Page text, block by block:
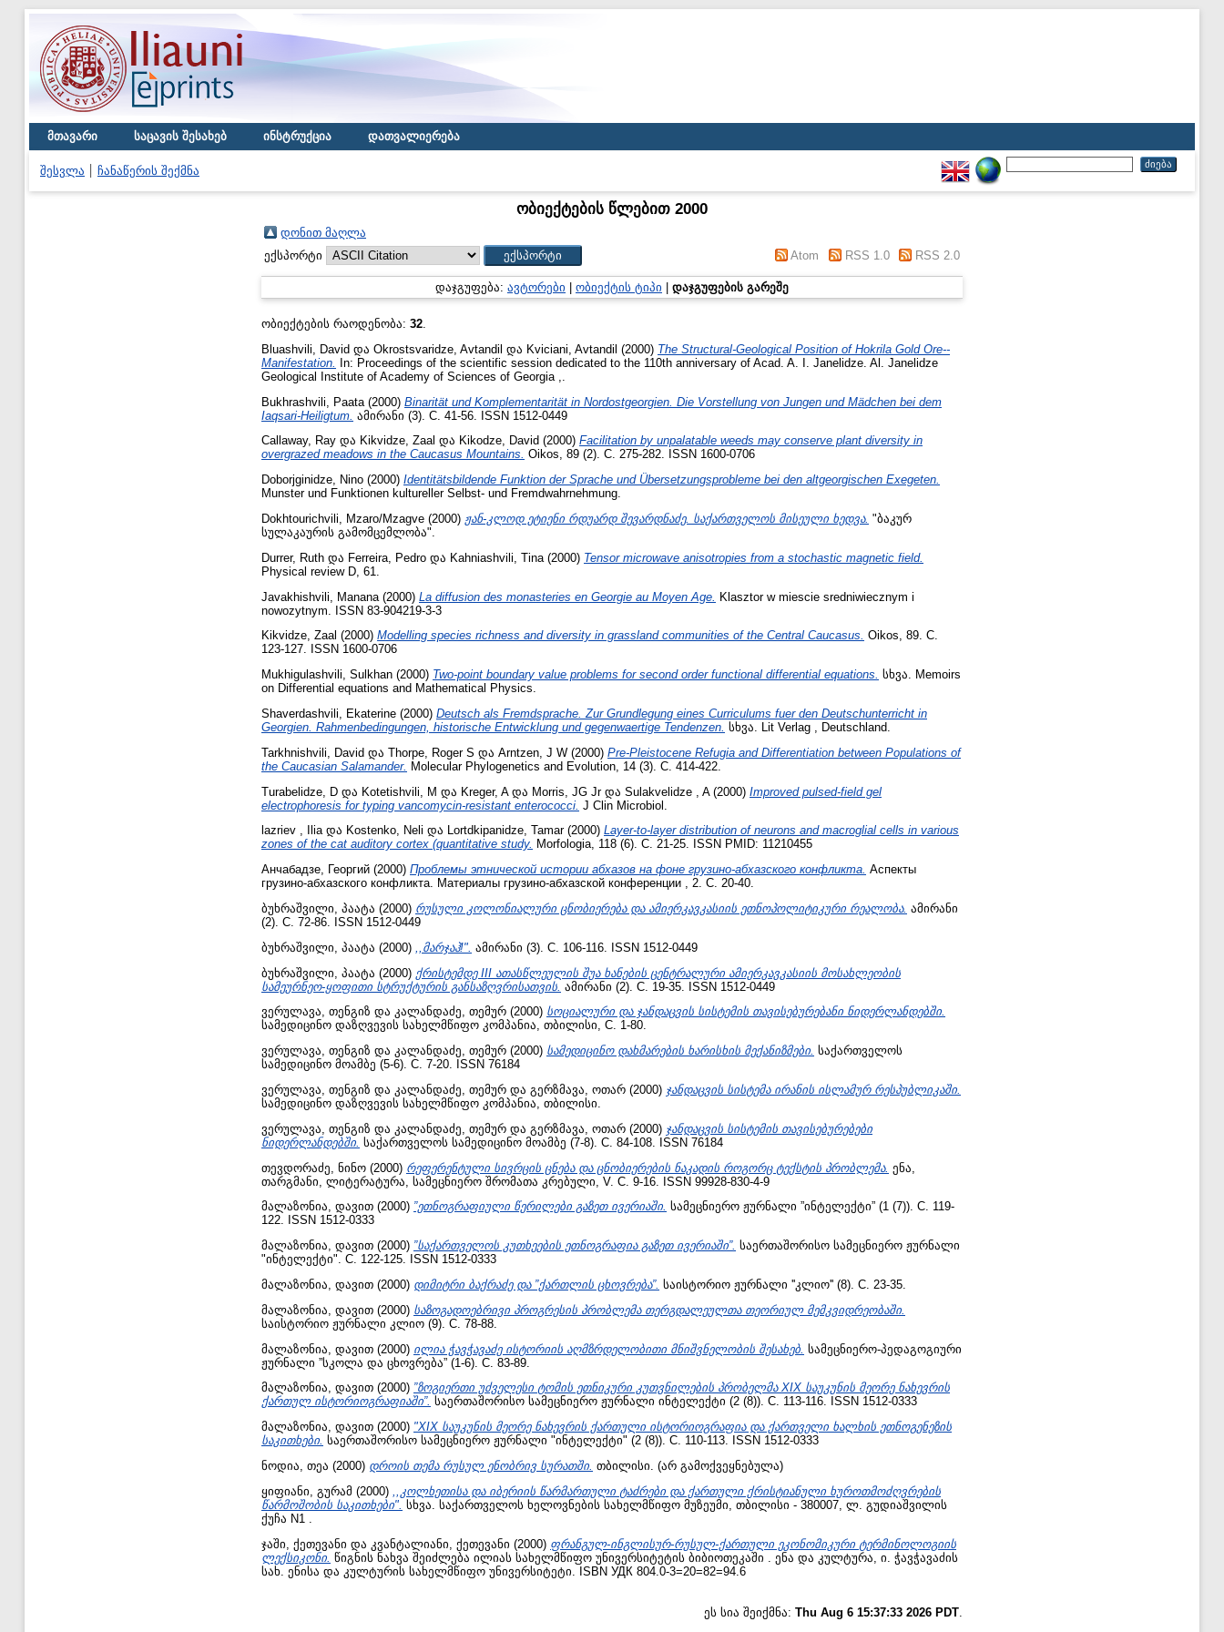
მთავარი საცავის შესახებ ინსტრუქცია დათვალიერება
შესვლა ჩანაწერის შექმნა
ობიექტების წლებით 2000
დონით მაღლა
ექსპორტი
Atom RSS 1.0 RSS 2.0
დაჯგუფება: ავტორები ობიექტის ტიპი დაჯგუფების გარეშე
ობიექტების რაოდენობა: 32.
Bluashvili, David და Okrostsvaridze, Avtandil და Kviciani, Avtandil (2000) The Structural-Geological Position of Hokrila Gold Ore--
Manifestation.
In: Proceedings of the scientific session dedicated to the 110th anniversary of Acad. A. I. Janelidze. Al. Janelidze
Geological Institute of Academy of Sciences of Georgia ,.
Bukhrashvili, Paata (2000) Binarität und Komplementarität in Nordostgeorgien. Die Vorstellung von Jungen und Mädchen bei dem
Iaqsari-Heiligtum. ამირანი (3). С. 41-56. ISSN 1512-0449
Callaway, Ray და Kikvidze, Zaal და Kikodze, David (2000) Facilitation by unpalatable weeds may conserve plant diversity in
overgrazed meadows in the Caucasus Mountains. Oikos, 89 (2). С. 275-282. ISSN 1600-0706
Doborjginidze, Nino (2000) Identitätsbildende Funktion der Sprache und Übersetzungsprobleme bei den altgeorgischen Exegeten.
Munster und Funktionen kultureller Selbst- und Fremdwahrnehmung.
Dokhtourichvili, Mzaro/Mzagve (2000) ჟან-კლოდ ეტიენი რდუარდ შევარდნაძე. საქართველოს მისეული ხედვა. "ბაკურ
სულაკაურის გამომცემლობა".
Durrer, Ruth და Ferreira, Pedro და Kahniashvili, Tina (2000) Tensor microwave anisotropies from a stochastic magnetic field.
Physical review D, 61.
Javakhishvili, Manana (2000) La diffusion des monasteries en Georgie au Moyen Age. Klasztor w miescie sredniwiecznym i
nowozytnym. ISSN 83-904219-3-3
Kikvidze, Zaal (2000) Modelling species richness and diversity in grassland communities of the Central Caucasus. Oikos, 89. С.
123-127. ISSN 1600-0706
Mukhigulashvili, Sulkhan (2000) Two-point boundary value problems for second order functional differential equations. სხვა. Memoirs
on Differential equations and Mathematical Physics.
Shaverdashvili, Ekaterine (2000) Deutsch als Fremdsprache. Zur Grundlegung eines Curriculums fuer den Deutschunterricht in
Georgien. Rahmenbedingungen, historische Entwicklung und gegenwaertige Tendenzen. სხვა. Lit Verlag , Deutschland.
Tarkhnishvili, David და Thorpe, Roger S და Arntzen, J W (2000) Pre-Pleistocene Refugia and Differentiation between Populations of
the Caucasian Salamander. Molecular Phylogenetics and Evolution, 14 (3). С. 414-422.
Turabelidze, D და Kotetishvili, M და Kreger, Aდა Morris, JG Jrდა Sulakvelidze , A(2000) Improved pulsed-field gel
electrophoresis for typing vancomycin-resistant enterococci. J Clin Microbiol.
lazriev , Iliaდა Kostenko, Neli და Lortdkipanidze, Tamar(2000) Layer-to-layer distribution of neurons and macroglial cells in various
zones of the cat auditory cortex (quantitative study. Morfologia, 118 (6). С. 21-25. ISSN PMID: 11210455
Анчабадзе, Георгий (2000) Проблемы этнической истории абхазов на фоне грузино-абхазского конфликта. Аспекты
грузино-абхазского конфликта. Материалы грузино-абхазской конференции , 2. С. 20-40.
ბუხრაშვილი, პაატა (2000) რუსული კოლონიალური ცნობიერება და ამიერკავკასიის ეთნოპოლიტიკური რეალობა. ამირანი
(2). С. 72-86. ISSN 1512-0449
ბუხრაშვილი, პაატა (2000) ,,მარჯაჰ!". ამირანი (3). С. 106-116. ISSN 1512-0449
ბუხრაშვილი, პაატა (2000) ქრისტემდე III ათასწლეულის შუა ხანების ცენტრალური ამიერკავკასიის მოსახლეობის
სამეურნეო-ყოფითი სტრუქტურის განსაზღვრისათვის. ამირანი (2). С. 19-35. ISSN 1512-0449
ვერულავა, თენგიზ და კალანდაძე, თემურ (2000) სოციალური და ჯანდაცვის სისტემის თავისებურებანი ნიდერლანდებში.
სამედიცინო დაზღვევის სახელმწიფო კომპანია, თბილისი, С. 1-80.
ვერულავა, თენგიზ და კალანდაძე, თემურ (2000) სამედიცინო დახმარების ხარისხის მექანიზმები. საქართველოს
სამედიცინო მოამბე (5-6). С. 7-20. ISSN 76184
ვერულავა, თენგიზ და კალანდაძე, თემურ და გერზმავა, ოთარ (2000) ჯანდაცვის სისტემა ირანის ისლამურ რესპუბლიკაში.
სამედიცინო დაზღვევის სახელმწიფო კომპანია, თბილისი.
ვერულავა, თენგიზ და კალანდაძე, თემურ და გერზმავა, ოთარ (2000) ჯანდაცვის სისტემის თავისებურებები
ნიდერლანდებში. საქართველოს სამედიცინო მოამბე (7-8). С. 84-108. ISSN 76184
თევდორაძე, ნინო (2000) რეფერენტული სივრცის ცნება და ცნობიერების ნაკადის როგორც ტექსტის პრობლემა. ენა,
თარგმანი, ლიტერატურა, სამეცნიერო შრომათა კრებული, V. С. 9-16. ISSN 99928-830-4-9
მალაზონია, დავით (2000) ”ეთნოგრაფიული წერილები გაზეთ ივერიაში. სამეცნიერო ჟურნალი ”ინტელექტი” (1 (7)). С. 119-
122. ISSN 1512-0333
მალაზონია, დავით (2000) ”საქართველოს კუთხეების ეთნოგრაფია გაზეთ ივერიაში”. საერთაშორისო სამეცნიერო ჟურნალი
"ინტელექტი". С. 122-125. ISSN 1512-0333
მალაზონია, დავით (2000) დიმიტრი ბაქრაძე და ”ქართლის ცხოვრება”. საისტორიო ჟურნალი ''კლიო'' (8). С. 23-35.
მალაზონია, დავით (2000) საზოგადოებრივი პროგრესის პრობლემა თერგდალეულთა თეორიულ მემკვიდრეობაში.
საისტორიო ჟურნალი კლიო (9). С. 78-88.
მალაზონია, დავით (2000) ილია ჭავჭავაძე ისტორიის აღმზრდელობითი მნიშვნელობის შესახებ. სამეცნიერო-პედაგოგიური
ჟურნალი ”სკოლა და ცხოვრება” (1-6). С. 83-89.
მალაზონია, დავით (2000) ”ზოგიერთი უძველესი ტომის ეთნიკური კუთვნილების პრობელმა XIX საუკუნის მეორე ნახევრის
ქართულ ისტორიოგრაფიაში”. საერთაშორისო სამეცნიერო ჟურნალი ინტელექტი (2 (8)). С. 113-116. ISSN 1512-0333
მალაზონია, დავით (2000) "XIX საუკუნის მეორე ნახევრის ქართული ისტორიოგრაფია და ქართველი ხალხის ეთნოგენეზის
საკითხები. საერთაშორისო სამეცნიერო ჟურნალი "ინტელექტი" (2 (8)). С. 110-113. ISSN 1512-0333
ნოდია, თეა (2000) დროის თემა რუსულ ენობრივ სურათში. თბილისი. (არ გამოქვეყნებულა)
ყიფიანი, გურამ (2000)
,,კოლხეთისა და იბერიის წარმართული ტაძრები და ქართული ქრისტიანული ხუროთმოძღვრების
წარმოშობის საკითხები". სხვა. საქართველოს ხელოვნების სახელმწიფო მუზეუმი, თბილისი - 380007, ლ. გუდიაშვილის
ქუჩა N1 .
ჯაში, ქეთევანი და კვანტალიანი, ქეთევანი (2000) ფრანგულ-ინგლისურ-რუსულ-ქართული ეკონომიკური ტერმინოლოგიის
ლექსიკონი. წიგნის ნახვა შეიძლება ილიას სახელმწიფო უნივერსიტეტის ბიბიოთეკაში . ენა და კულტურა, ი. ჭავჭავაძის
სახ. ენისა და კულტურის სახელმწიფო უნივერსიტეტი. ISBN УДК 804.0-3=20=82=94.6
ეს სია შეიქმნა: Thu Aug 6 15:37:33 2026 PDT